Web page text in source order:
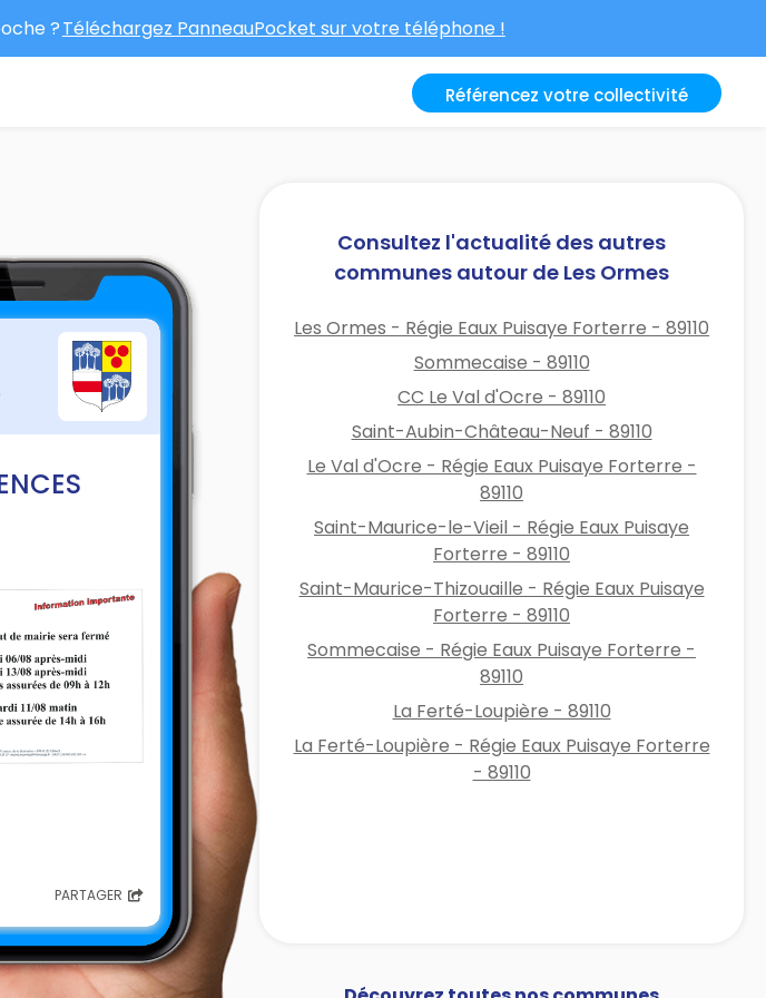
?Téléchargez PanneauPocket sur votre téléphone !
Référencez votre collectivité
PARTAGER
Consultez l'actualité des autres
communes autour de Les Ormes
Les Ormes - Régie Eaux Puisaye Forterre - 89110
Sommecaise - 89110
CC Le Val d'Ocre - 89110
Saint-Aubin-Château-Neuf - 89110
Le Val d'Ocre - Régie Eaux Puisaye Forterre -
89110
Saint-Maurice-le-Vieil - Régie Eaux Puisaye
Forterre - 89110
Saint-Maurice-Thizouaille - Régie Eaux Puisaye
Forterre - 89110
Sommecaise - Régie Eaux Puisaye Forterre -
89110
La Ferté-Loupière - 89110
La Ferté-Loupière - Régie Eaux Puisaye Forterre
- 89110